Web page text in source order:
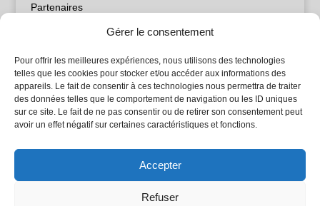
Gérer le consentement
Pour offrir les meilleures expériences, nous utilisons des technologies
telles que les cookies pour stocker et/ou accéder aux informations des
appareils. Le fait de consentir à ces technologies nous permettra de traiter
des données telles que le comportement de navigation ou les ID uniques
sur ce site. Le fait de ne pas consentir ou de retirer son consentement peut
avoir un effet négatif sur certaines caractéristiques et fonctions.
Accepter
Refuser
Partenaires
Politique de confidentialité
Sites partenaires
5Façades
Atrium Patrimoine